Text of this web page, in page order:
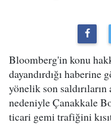
Bloomberg'in konu
dayandırdığı
yönelik son
nedeniyle Çanakkale
ticari gemi trafiğini